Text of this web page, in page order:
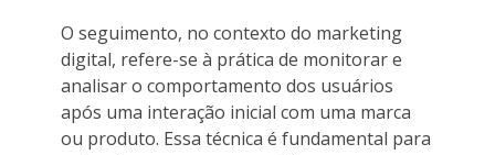
O seguimento, no contexto do marketing
digital, refere-se à prática de monitorar e
analisar o comportamento dos usuários
após uma interação inicial com uma marca
ou produto. Essa técnica é fundamental para